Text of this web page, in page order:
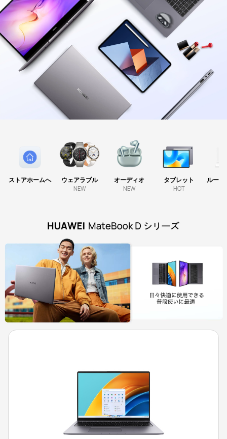
ストアホームへ ウェアラブル
NEW
オーディオ
NEW
タブレット
HOT
ルータ